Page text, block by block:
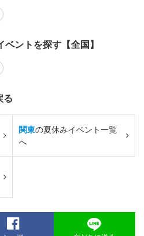
ントを探す【全国】
る
関東の夏休みイベント一覧
へ